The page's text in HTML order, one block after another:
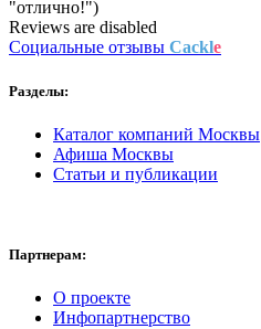
"отлично!")
Reviews are disabled
Социальные отзывы Cackle
Разделы:
Каталог компаний Москвы
Афиша Москвы
Статьи и публикации
Партнерам:
О проекте
Инфопартнерство